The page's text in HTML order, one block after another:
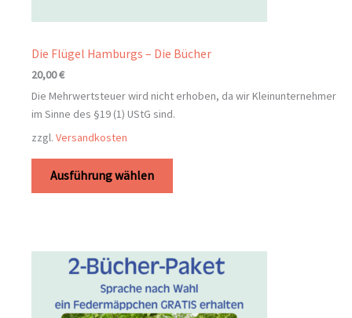
Die Flügel Hamburgs – Die Bücher
20,00€
Die Mehrwertsteuer wird nicht erhoben, da wir Kleinunternehmer
im Sinne des §19 (1) UStG sind.
zzgl. Versandkosten
Ausführung wählen